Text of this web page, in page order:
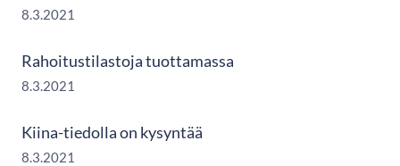
8.3.2021
Rahoitustilastoja tuottamassa
8.3.2021
Kiina-tiedolla on kysyntää
8.3.2021